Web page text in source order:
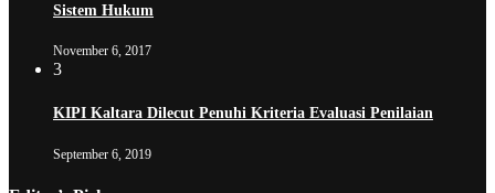
Sistem Hukum
November 6, 2017
3
KIPI Kaltara Dilecut Penuhi Kriteria Evaluasi Penilaian
September 6, 2019